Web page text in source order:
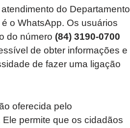
do Departamento
o WhatsApp. Os usuários
do número (84) 3190-0700
de obter informações e
de fazer uma ligação
oferecida pelo
permite que os cidadãos